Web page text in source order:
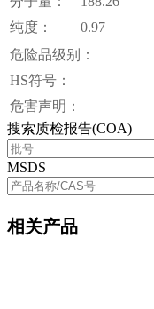
纯度：
0.97
危险品级别：
HS符号：
危害声明：
搜索质检报告(COA)
MSDS
相关产品